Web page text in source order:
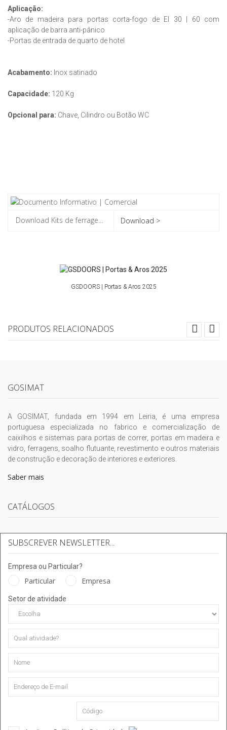
Aplicação:
-Aro de madeira para portas corta-fogo de EI 30 | 60 com
aplicação de barra anti-pânico
-Portas de entrada de quarto de hotel
Acabamento: Inox satinado
Capacidade: 120 Kg
Opcional para: Chave, Cilindro ou Botão WC
Download >
GSDOORS | Portas & Aros 2025
PRODUTOS RELACIONADOS
GOSIMAT
A GOSIMAT, fundada em 1994 em Leiria, é uma empresa
portuguesa especializada no fabrico e comercialização de
caixilhos e sistemas para portas de correr, portas em madeira e
vidro, ferragens, soalho flutuante, revestimento e outros materiais
de construção e decoração de interiores e exteriores.
Saber mais
CATÁLOGOS
SUBSCREVER NEWSLETTER...
Empresa ou Particular?
Particular Empresa
Setor de atividade